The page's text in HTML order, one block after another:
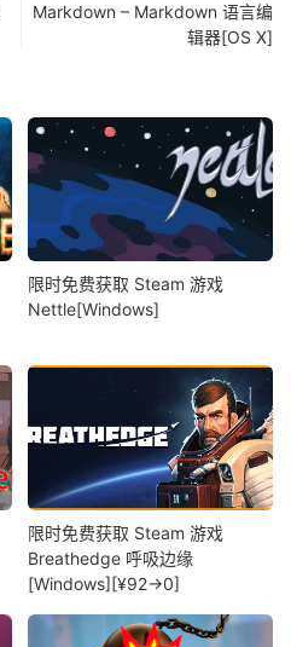
Markdown – Markdown 语言编
辑器[OS X]
限时免费获取 Steam 游戏
Nettle[Windows]
限时免费获取 Steam 游戏
Breathedge 呼吸边缘
[Windows][¥92→0]